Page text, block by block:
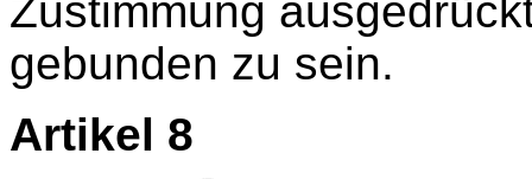
Zustimmung
gebunden zu sein.
Artikel 8